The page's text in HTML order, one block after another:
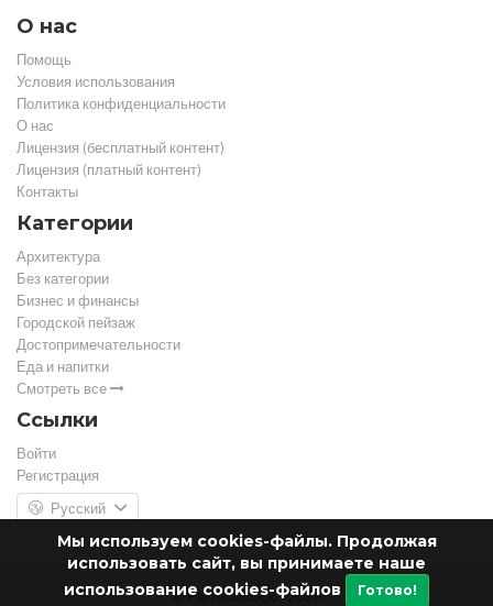
Мы используем cookies-файлы. Продолжая
использовать сайт, вы принимаете наше
использование cookies-файлов
Готово!
О нас
Помощь
Условия использования
Политика конфиденциальности
О нас
Лицензия (бесплатный контент)
Лицензия (платный контент)
Контакты
Категории
Архитектура
Без категории
Бизнес и финансы
Городской пейзаж
Достопримечательности
Еда и напитки
Смотреть все
Ссылки
Войти
Регистрация
Русский
© PerfectStock - 2026